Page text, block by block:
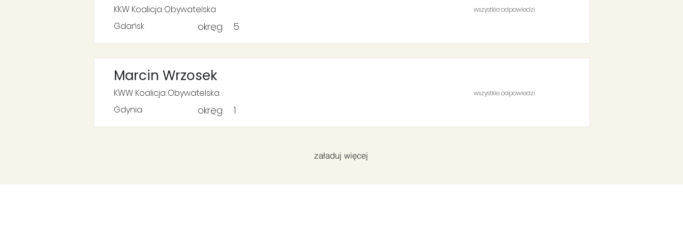
KKW Koalicja Obywatelska
Gdańsk
okręg 5
wszystkie odpowiedzi
Marcin Wrzosek
KWW Koalicja Obywatelska
Gdynia
okręg 1
wszystkie odpowiedzi
załaduj więcej